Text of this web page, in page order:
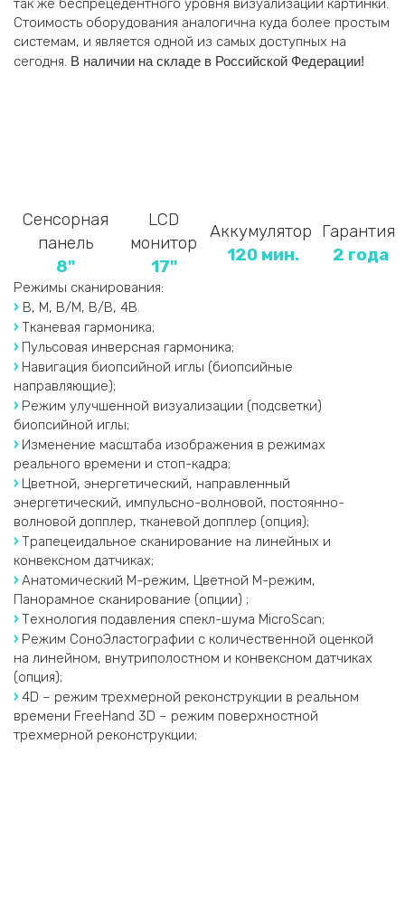
так же беспрецедентного уровня визуализации картинки.
Стоимость оборудования аналогична куда более простым
системам, и является одной из самых доступных на
сегодня. В наличии на складе в Российской Федерации!
Сенсорная
панель
8"
LCD
монитор
17"
Аккумулятор
120 мин.
Гарантия
2 года
Режимы сканирования:
› В, М, В/М, В/В, 4В.
›Тканевая гармоника;
› Пульсовая инверсная гармоника;
› Навигация биопсийной иглы (биопсийные
направляющие);
› Режим улучшенной визуализации (подсветки)
биопсийной иглы;
› Изменение масштаба изображения в режимах
реального времени и стоп-кадра;
› Цветной, энергетический, направленный
энергетический, импульсно-волновой, постоянно-
волновой допплер, тканевой допплер (опция);
›Трапецеидальное сканирование на линейных и
конвексном датчиках;
›Анатомический М-режим, Цветной М-режим,
Панорамное сканирование (опции) ;
›Технология подавления спекл-шума MicroScan;
› Режим СоноЭластографии с количественной оценкой
на линейном, внутриполостном и конвексном датчиках
(опция);
›4D – режим трехмерной реконструкции в реальном
времени FreeHand 3D – режим поверхностной
трехмерной реконструкции;